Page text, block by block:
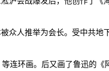
众人推举为会长。受中共
连环画。后又画了鲁迅的